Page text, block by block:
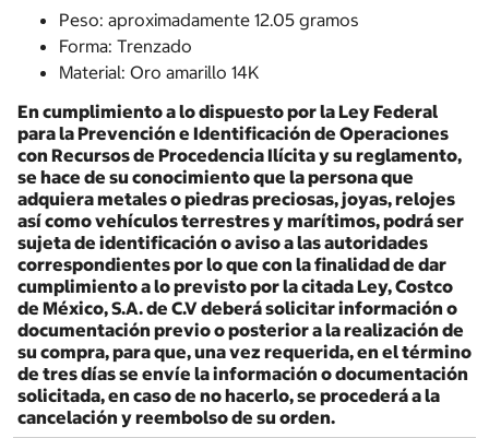
Peso: aproximadamente 12.05 gramos
Forma: Trenzado
Material: Oro amarillo 14K
En cumplimiento a lo dispuesto por la Ley Federal
para la Prevención e Identificación de Operaciones
con Recursos de Procedencia Ilícita y su reglamento,
se hace de su conocimiento que la persona que
adquiera metales o piedras preciosas, joyas, relojes
así como vehículos terrestres y marítimos, podrá ser
sujeta de identificación o aviso a las autoridades
correspondientes por lo que con la finalidad de dar
cumplimiento a lo previsto por la citada Ley, Costco
de México, S.A. de C.V deberá solicitar información o
documentación previo o posterior a la realización de
su compra, para que, una vez requerida, en el término
de tres días se envíe la información o documentación
solicitada, en caso de no hacerlo, se procederá a la
cancelación y reembolso de su orden.